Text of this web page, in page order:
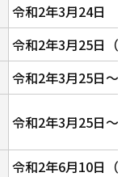
令和2年3月24日
令和2年3月25日（
令和2年3月25日～
令和2年3月25日～
令和2年6月10日（